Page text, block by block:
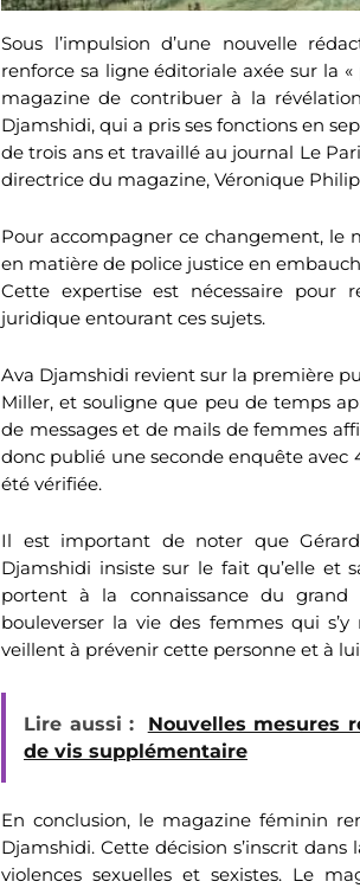
Sous l’impulsion d’une nouvelle
renforce sa ligne éditoriale axée sur la
magazine de contribuer à la
Djamshidi, qui a pris ses fonctions en
de trois ans et travaillé au journal Le
directrice du magazine, Véronique
Pour accompagner ce changement, le
en matière de police justice en
Cette expertise est nécessaire pour
juridique entourant ces sujets.
Ava Djamshidi revient sur la première
Miller, et souligne que peu de temps
de messages et de mails de femmes
donc publié une seconde enquête
été vérifiée.
Il est important de noter que
Djamshidi insiste sur le fait qu’elle et
portent à la connaissance du grand
bouleverser la vie des femmes qui
veillent à prévenir cette personne et à
Lire aussi :
Nouvelles mesures
de vis supplémentaire
En conclusion, le magazine féminin
Djamshidi. Cette décision s’inscrit
violences sexuelles et sexistes. Le